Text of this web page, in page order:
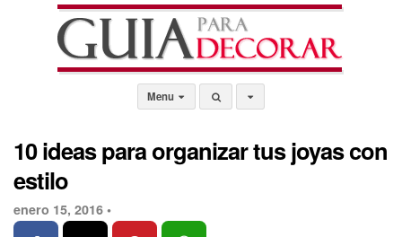
Menu
10 ideas para organizar tus joyas con
estilo
enero 15, 2016 •